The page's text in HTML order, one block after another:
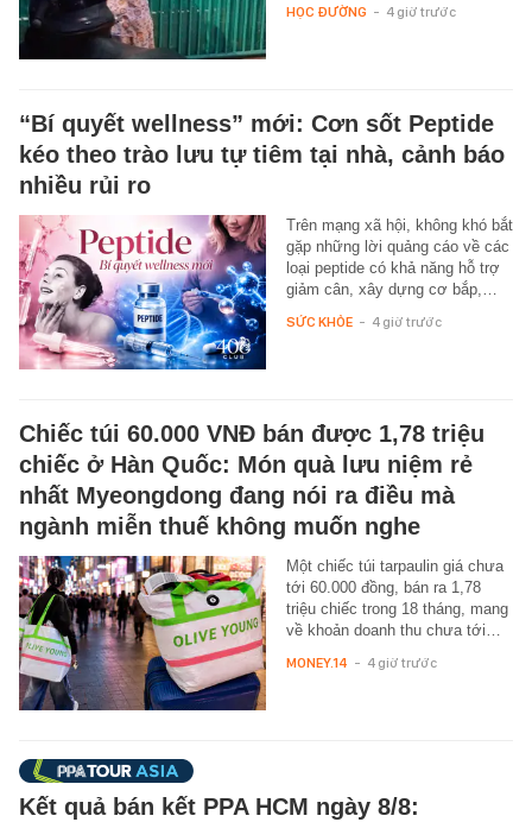
HỌC ĐƯỜNG - 4 giờ trước
“Bí quyết wellness” mới: Cơn sốt Peptide
kéo theo trào lưu tự tiêm tại nhà, cảnh báo
nhiều rủi ro
Trên mạng xã hội, không khó bắt
gặp những lời quảng cáo về các
loại peptide có khả năng hỗ trợ
giảm cân, xây dựng cơ bắp,…
SỨC KHỎE - 4 giờ trước
Chiếc túi 60.000 VNĐ bán được 1,78 triệu
chiếc ở Hàn Quốc: Món quà lưu niệm rẻ
nhất Myeongdong đang nói ra điều mà
ngành miễn thuế không muốn nghe
Một chiếc túi tarpaulin giá chưa
tới 60.000 đồng, bán ra 1,78
triệu chiếc trong 18 tháng, mang
về khoản doanh thu chưa tới…
MONEY.14 - 4 giờ trước
Kết quả bán kết PPA HCM ngày 8/8: